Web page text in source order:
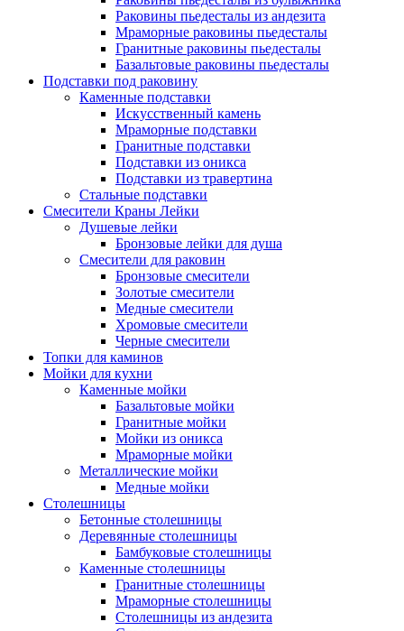
Раковины пьедесталы из андезита
Мраморные раковины пьедесталы
Гранитные раковины пьедесталы
Базальтовые раковины пьедесталы
Подставки под раковину
Каменные подставки
Искусственный камень
Мраморные подставки
Гранитные подставки
Подставки из оникса
Подставки из травертина
Стальные подставки
Смесители Краны Лейки
Душевые лейки
Бронзовые лейки для душа
Смесители для раковин
Бронзовые смесители
Золотые смесители
Медные смесители
Хромовые смесители
Черные смесители
Топки для каминов
Мойки для кухни
Каменные мойки
Базальтовые мойки
Гранитные мойки
Мойки из оникса
Мраморные мойки
Металлические мойки
Медные мойки
Столешницы
Бетонные столешницы
Деревянные столешницы
Бамбуковые столешницы
Каменные столешницы
Гранитные столешницы
Мраморные столешницы
Столешницы из андезита